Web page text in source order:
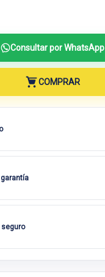
Consultar por WhatsApp
COMPRAR
seguro